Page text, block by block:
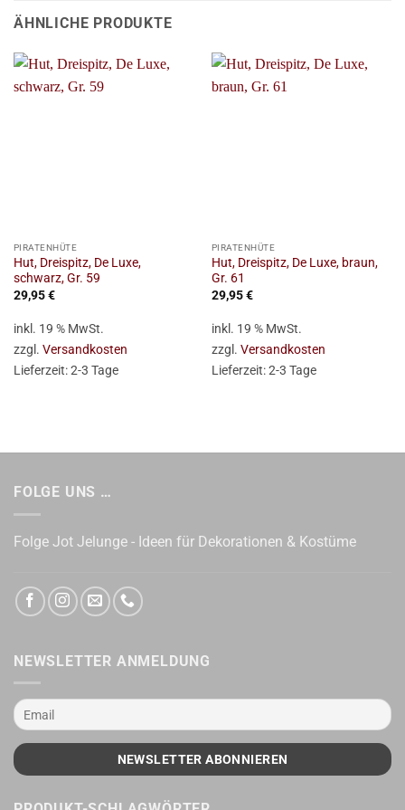
ÄHNLICHE PRODUKTE
PIRATENHÜTE
Hut, Dreispitz, De Luxe,
schwarz, Gr. 59
29,95€
inkl. 19 % MwSt.
zzgl. Versandkosten
Lieferzeit:2-3 Tage
PIRATENHÜTE
Hut, Dreispitz, De Luxe, braun,
Gr. 61
29,95€
inkl. 19 % MwSt.
zzgl. Versandkosten
Lieferzeit:2-3 Tage
FOLGE UNS …
Folge Jot Jelunge - Ideen für Dekorationen & Kostüme
NEWSLETTER ANMELDUNG